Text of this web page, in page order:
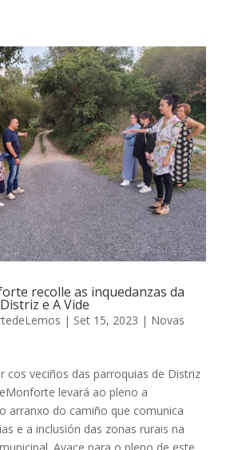
recolle as inquedanzas da
e A Vide
| Set 15, 2023 | Novas
cos veciños das parroquias de Distriz
levará ao pleno a
arranxo do camiño que comunica
e a inclusión das zonas rurais na